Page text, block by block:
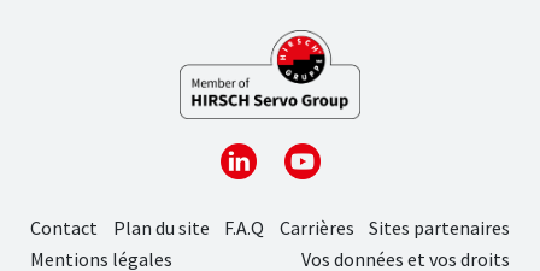
Contact Plan du site F.A.Q Carrières
Sites partenaires
Mentions légales
Vos données et vos droits